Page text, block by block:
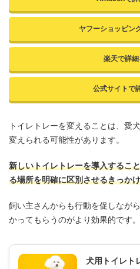
ヤフーショッピン
楽天で詳
公式サイトで
トイレトレーを変えることは、愛
変えられる可能性があります。
新しいトイレトレーを導入するこ
る場所を明確に区別させるきっか
飼い主さんからも行動を促しなが
かってもらうのがより効果的です。
犬用トイレト